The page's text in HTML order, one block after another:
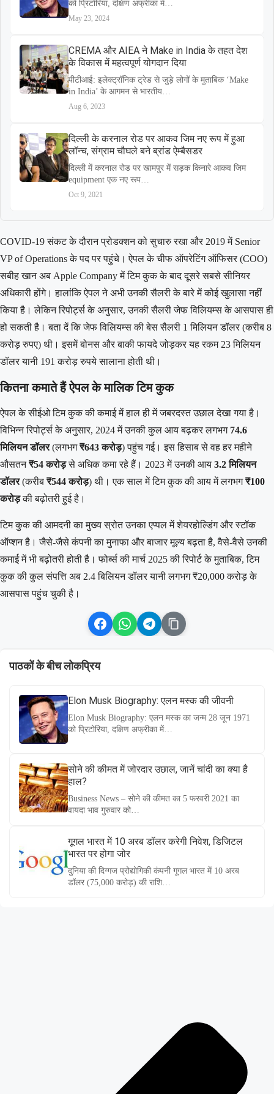
को प्रिटोरिया, दक्षिण अफ्रीका में…
May 23, 2024
CREMA और AIEA ने Make in India के तहत देश
के विकास में महत्वपूर्ण योगदान दिया
पीटीआई: इलेक्ट्रॉनिक ट्रेड से जुड़े लोगों के मुताबिक ‘Make
in India’ के आगमन से भारतीय…
Aug 6, 2023
दिल्ली के करनाल रोड पर आकव जिम नए रूप में हुआ
लॉन्च, संग्राम चौघले बने ब्रांड ऐम्बैसडर
दिल्ली में करनाल रोड पर खामपुर में सड़क किनारे आकव जिम
equipment एक नए रूप…
Oct 9, 2021
COVID‑19 संकट के दौरान प्रोडक्शन को सुचारु रखा और 2019 में Senior
VP of Operations के पद पर पहुंचे। ऐपल के चीफ ऑपरेटिंग ऑफिसर (COO)
सबीह खान अब Apple Company में टिम कुक के बाद दूसरे सबसे सीनियर
अधिकारी होंगे। हालांकि ऐपल ने अभी उनकी सैलरी के बारे में कोई खुलासा नहीं
किया है। लेकिन रिपोर्ट्स के अनुसार, उनकी सैलरी जेफ विलियम्स के आसपास ही
हो सकती है। बता दें कि जेफ विलियम्स की बेस सैलरी 1 मिलियन डॉलर (करीब 8
करोड़ रुपए) थी। इसमें बोनस और बाकी फायदे जोड़कर यह रकम 23 मिलियन
डॉलर यानी 191 करोड़ रुपये सालाना होती थी।
कितना कमाते हैं ऐपल के मालिक टिम कुक
ऐपल के सीईओ टिम कुक की कमाई में हाल ही में जबरदस्त उछाल देखा गया है।
विभिन्न रिपोर्ट्स के अनुसार, 2024 में उनकी कुल आय बढ़कर लगभग 74.6
मिलियन डॉलर(लगभग₹643 करोड़) पहुंच गई। इस हिसाब से वह हर महीने
औसतन₹54 करोड़से अधिक कमा रहे हैं। 2023 में उनकी आय 3.2 मिलियन
डॉलर(करीब ₹544 करोड़) थी। एक साल में टिम कुक की आय में लगभग₹100
करोड़की बढ़ोतरी हुई है।
टिम कुक की आमदनी का मुख्य स्रोत उनका एप्पल में शेयरहोल्डिंग और स्टॉक
ऑप्शन है। जैसे-जैसे कंपनी का मुनाफा और बाजार मूल्य बढ़ता है, वैसे-वैसे उनकी
कमाई में भी बढ़ोतरी होती है। फोर्ब्स की मार्च 2025 की रिपोर्ट के मुताबिक, टिम
कुक की कुल संपत्ति अब 2.4 बिलियन डॉलर यानी लगभग ₹20,000 करोड़ के
आसपास पहुंच चुकी है।
पाठकों के बीच लोकप्रिय
Elon Musk Biography: एलन मस्क की जीवनी
Elon Musk Biography: एलन मस्क का जन्म 28 जून 1971
को प्रिटोरिया, दक्षिण अफ्रीका में…
सोने की कीमत में जोरदार उछाल, जानें चांदी का क्या है
हाल?
Business News – सोने की कीमत का 5 फरवरी 2021 का
वायदा भाव गुरुवार को…
गूगल भारत में 10 अरब डॉलर करेगी निवेश, डिजिटल
भारत पर होगा जोर
दुनिया की दिग्गज प्रोद्योगिकी कंपनी गूगल भारत में 10 अरब
डॉलर (75,000 करोड़) की राशि…